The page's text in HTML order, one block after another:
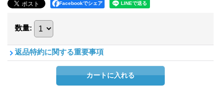
Facebookでシェア
数量:
返品特約に関する重要事項